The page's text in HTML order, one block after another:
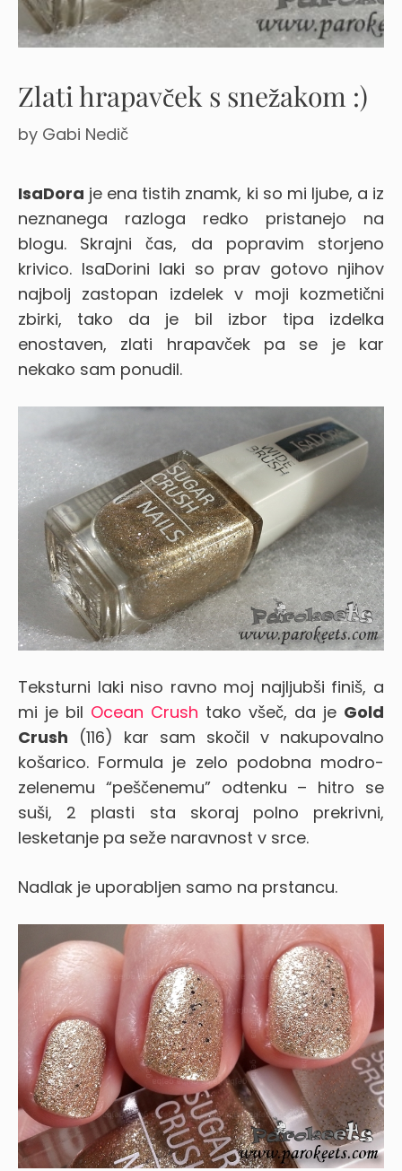
Zlati hrapavček s snežakom :)
by Gabi Nedič
IsaDora je ena tistih znamk, ki so mi ljube, a iz
neznanega razloga redko pristanejo na
blogu. Skrajni čas, da popravim storjeno
krivico. IsaDorini laki so prav gotovo njihov
najbolj zastopan izdelek v moji kozmetični
zbirki, tako da je bil izbor tipa izdelka
enostaven, zlati hrapavček pa se je kar
nekako sam ponudil.
Teksturni laki niso ravno moj najljubši finiš, a
mi je bil Ocean Crush tako všeč, da je Gold
Crush (116) kar sam skočil v nakupovalno
košarico. Formula je zelo podobna modro-
zelenemu “peščenemu” odtenku – hitro se
suši, 2 plasti sta skoraj polno prekrivni,
lesketanje pa seže naravnost v srce.
Nadlak je uporabljen samo na prstancu.